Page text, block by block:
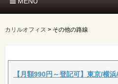
カリルオフィス > その他の路線
【月額990円～登記可】東京/横